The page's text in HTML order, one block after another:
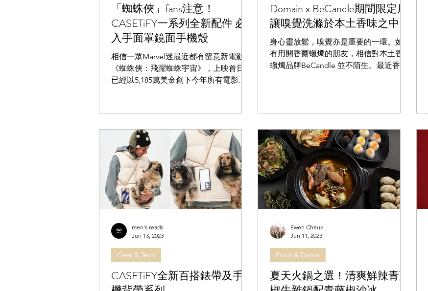
「蜘蛛俠」fans注意！
CASETiFY一系列全新配件 必
入手面罩鏡面手機殼
相信一眾Marvel迷最近都有留意新電影
《蜘蛛俠：飛躍蜘蛛宇宙》，上映首日就
已經以5,185萬美金創下今年所有電影票
來最高分的英雄電影。為了讓fans能夠戲
Domain x BeCandle期間限定店
讓嗅覺洗滌於本土香味之中
身心靈放鬆，嗅覺亦是重要的一環。如果
有用開香薰蠟燭的朋友，相信對本土香薰
蠟燭品牌BeCandle 並不陌生。最近香港
氣味。 蠟燭重灌 再生在心...
CASETiFY全新百搭錶帶及手
Gear & Tech
men's reads
Jun 13, 2023
夏天火鍋之選！清爽鮮辣青藤
Food & Drinks
Ewen Cheuk
Jun 11, 2023